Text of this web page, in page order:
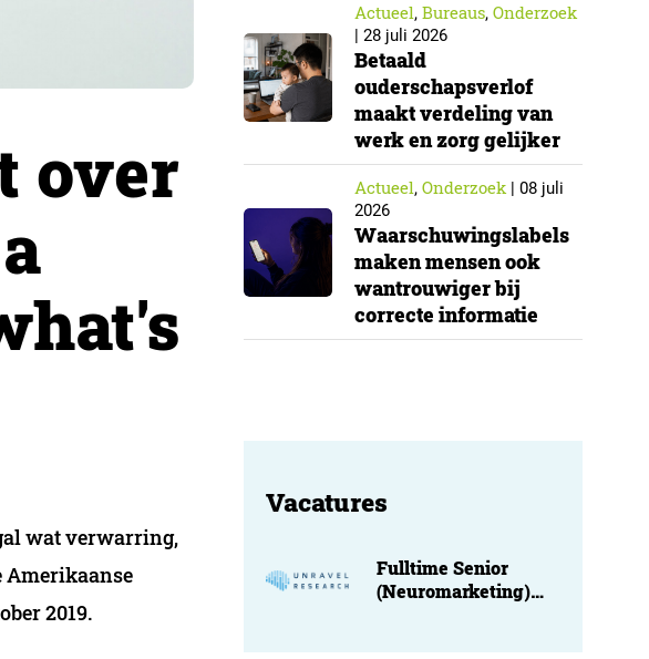
over
wat verwarring,
2019.
Actueel, Bureaus, Onderzoek
| 28 juli 2026
Betaald
ouderschapsverlof
maakt verdeling van
werk en zorg gelijker
Actueel, Onderzoek| 08 juli
2026
Waarschuwingslabels
maken mensen ook
wantrouwiger bij
correcte informatie
Vacatures
Fulltime Senior
(Neuromarketing)